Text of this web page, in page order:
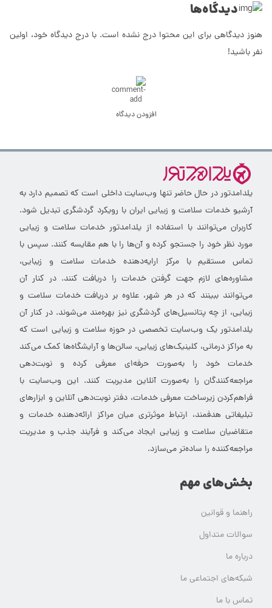
دیدگاه‌ها
هنوز دیدگاهی برای این محتوا درج نشده است. با درج دیدگاه خود، اولین
نفر باشید!
افزودن دیدگاه
یلدامدتور در حال حاضر تنها وب‌سایت داخلی است که تصمیم دارد به
آرشیو خدمات سلامت و زیبایی ایران با رویکرد گردشگری تبدیل شود.
کاربران می‌توانند با استفاده از یلدامدتور خدمات سلامت و زیبایی
مورد نظر خود را جستجو کرده و آن‌ها را با هم مقایسه کنند. سپس با
تماس مستقیم با مرکز ارایه‌دهنده خدمات سلامت و زیبایی،
مشاوره‌های لازم جهت گرفتن خدمات را دریافت کنند. در کنار آن
می‌توانند ببینند که در هر شهر، علاوه بر دریافت خدمات سلامت و
زیبایی، از چه پتانسیل‌های گردشگری نیز بهره‌مند می‌شوند. در کنار آن
یلدامدتور یک وب‌سایت تخصصی در حوزه سلامت و زیبایی است که
به مراکز درمانی، کلینیک‌های زیبایی، سالن‌ها و آرایشگاه‌ها کمک می‌کند
خدمات خود را به‌صورت حرفه‌ای معرفی کرده و نوبت‌دهی
مراجعه‌کنندگان را به‌صورت آنلاین مدیریت کنند. این وب‌سایت با
فراهم‌کردن زیرساخت معرفی خدمات، دفتر نوبت‌دهی آنلاین و ابزارهای
تبلیغاتی هدفمند، ارتباط موثرتری میان مراکز ارائه‌دهنده خدمات و
متقاضیان سلامت و زیبایی ایجاد می‌کند و فرآیند جذب و مدیریت
مراجعه‌کننده را ساده‌تر می‌سازد.
بخش‌های مهم
راهنما و قوانین
سوالات متداول
درباره ما
شبکه‌های اجتماعی ما
تماس با ما